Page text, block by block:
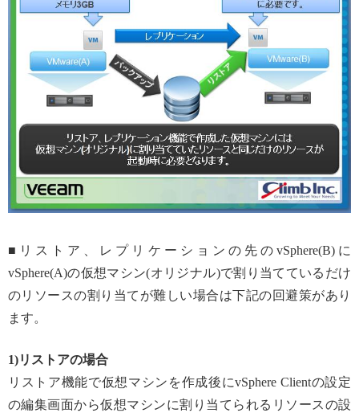
■リストア、レプリケーションの先のvSphere(B)に
vSphere(A)の仮想マシン(オリジナル)で割り当てているだけ
のリソースの割り当てが難しい場合は下記の回避策があり
ます。
1)リストアの場合
リストア機能で仮想マシンを作成後にvSphere Clientの設定
の編集画面から仮想マシンに割り当てられるリソースの設